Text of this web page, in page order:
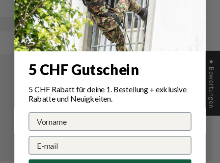
★ Bewertungen
5 CHF Gutschein
5 CHF Rabatt für deine 1. Bestellung+ exklusive
Rabatte und Neuigkeiten.